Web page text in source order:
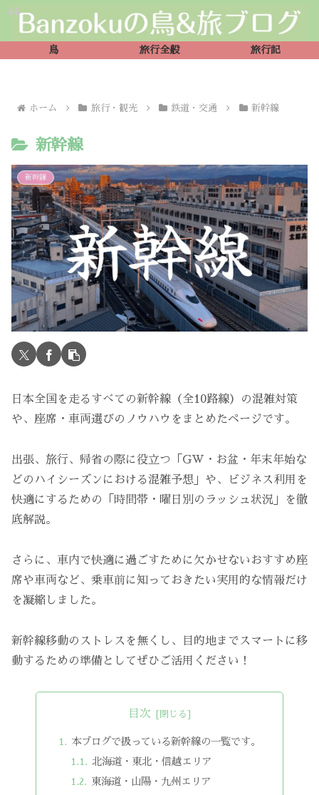
鳥 旅行全般 旅行記
ホーム 旅行・観光 鉄道・交通 新幹線
新幹線
新幹線
日本全国を走るすべての新幹線（全10路線）の混雑対策
や、座席・車両選びのノウハウをまとめたページです。
出張、旅行、帰省の際に役立つ「GW・お盆・年末年始な
どのハイシーズンにおける混雑予想」や、ビジネス利用を
快適にするための「時間帯・曜日別のラッシュ状況」を徹
底解説。
さらに、車内で快適に過ごすために欠かせないおすすめ座
席や車両など、乗車前に知っておきたい実用的な情報だけ
を凝縮しました。
新幹線移動のストレスを無くし、目的地までスマートに移
動するための準備としてぜひご活用ください！
目次
本ブログで扱っている新幹線の一覧です。
北海道・東北・信越エリア
東海道・山陽・九州エリア